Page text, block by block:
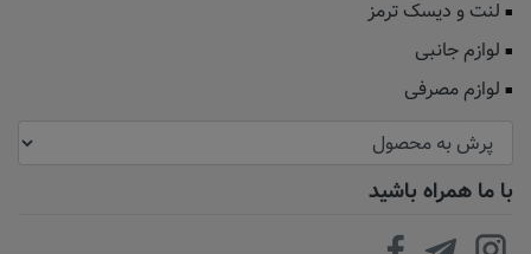
لنت و دیسک ترمز
لوازم جانبی
لوازم مصرفی
با ما همراه باشید